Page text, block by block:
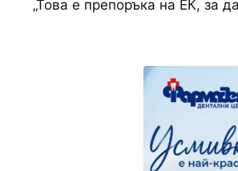
„Това е препоръка на ЕК, за